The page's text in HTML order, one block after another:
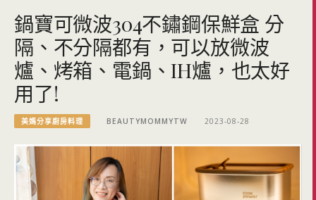
鍋寶可微波304不鏽鋼保鮮盒 分
隔、不分隔都有，可以放微波
爐、烤箱、電鍋、IH爐，也太好
用了!
美媽分享廚房料理 BEAUTYMOMMYTW 2023-08-28